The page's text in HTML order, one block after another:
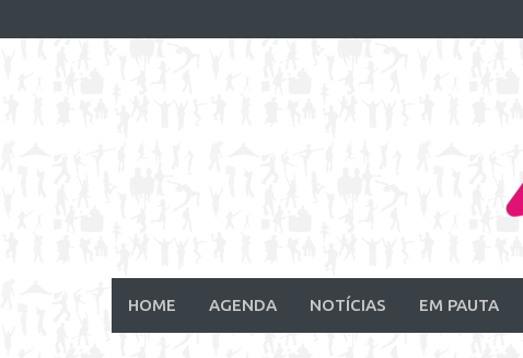
to
HOME AGENDA NOTÍCIAS EM PAUTA